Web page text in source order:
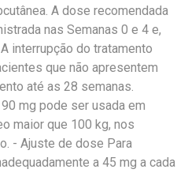
A dose recomendada
nas Semanas 0 e 4 e,
interrupção do tratamento
que não apresentem
até as 28 semanas.
mg pode ser usada em
maior que 100 kg, nos
- Ajuste de dose Para
a 45 mg a cada